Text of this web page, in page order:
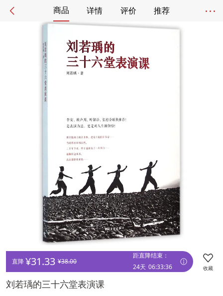
商品 详情 评价 推荐
直降 ¥31.33 ¥38.00
距直降结束：
24天 06:33:36 收藏
刘若瑀的三十六堂表演课